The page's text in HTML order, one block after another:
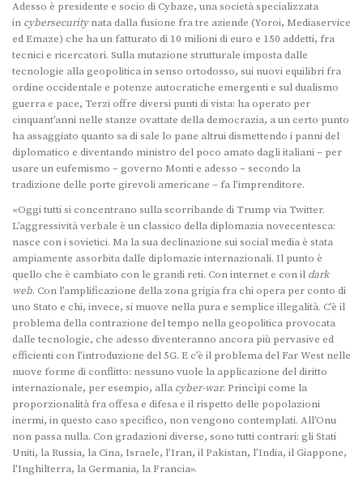
Adesso è presidente e socio di Cybaze, una società specializzata
in cybersecuritynata dalla fusione fra tre aziende (Yoroi, Mediaservice
ed Emaze) che ha un fatturato di 10 milioni di euro e 150 addetti, fra
tecnici e ricercatori. Sulla mutazione strutturale imposta dalle
tecnologie alla geopolitica in senso ortodosso, sui nuovi equilibri fra
ordine occidentale e potenze autocratiche emergenti e sul dualismo
guerra e pace, Terzi offre diversi punti di vista: ha operato per
cinquant’anni nelle stanze ovattate della democrazia, a un certo punto
ha assaggiato quanto sa di sale lo pane altrui dismettendo i panni del
diplomatico e diventando ministro del poco amato dagli italiani – per
usare un eufemismo – governo Monti e adesso – secondo la
tradizione delle porte girevoli americane – fa l’imprenditore.
«Oggi tutti si concentrano sulla scorribande di Trump via Twitter.
L’aggressività verbale è un classico della diplomazia novecentesca:
nasce con i sovietici. Ma la sua declinazione sui social media è stata
ampiamente assorbita dalle diplomazie internazionali. Il punto è
quello che è cambiato con le grandi reti. Con internet e con il dark
web. Con l’amplificazione della zona grigia fra chi opera per conto di
uno Stato e chi, invece, si muove nella pura e semplice illegalità. C’è il
problema della contrazione del tempo nella geopolitica provocata
dalle tecnologie, che adesso diventeranno ancora più pervasive ed
efficienti con l’introduzione del 5G. E c’è il problema del Far West nelle
nuove forme di conflitto: nessuno vuole la applicazione del diritto
internazionale, per esempio, alla cyber-war. Princìpi come la
proporzionalità fra offesa e difesa e il rispetto delle popolazioni
inermi, in questo caso specifico, non vengono contemplati. All’Onu
non passa nulla. Con gradazioni diverse, sono tutti contrari: gli Stati
Uniti, la Russia, la Cina, Israele, l’Iran, il Pakistan, l’India, il Giappone,
l’Inghilterra, la Germania, la Francia».